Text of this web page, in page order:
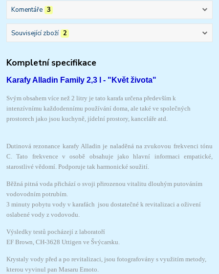
Komentáře 3
Související zboží 2
Kompletní specifikace
Karafy Alladin Family 2,3 l - "Květ života"
Svým obsahem více než 2 litry je tato karafa určena především k
intenzívnímu každodennímu používání doma, ale také ve společných
prostorech jako jsou kuchyně, jídelní prostory, kanceláře atd.
Dutinová rezonance karafy Alladin je naladěná na zvukovou frekvenci tónu
C. Tato frekvence v osobě obsahuje jako hlavní informaci empatické,
starostlivé vědomí. Podporuje tak harmonické soužití.
Běžná pitná voda přichází o svoji přirozenou vitalitu dlouhým putováním
vodovodním potrubím.
3 minuty pobytu vody v karafách jsou dostatečné k revitalizaci a oživení
oslabené vody z vodovodu.
Výsledky testů pocházejí z laboratoří
EF Brown, CH-3628 Uttigen ve Švýcarsku.
Krystaly vody před a po revitalizaci, jsou fotografovány s využitím metody,
kterou vyvinul pan Masaru Emoto.